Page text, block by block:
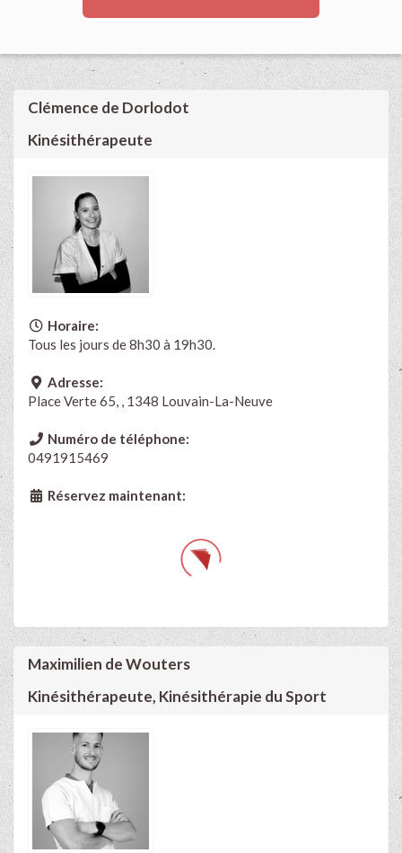
Clémence de Dorlodot
Kinésithérapeute
Horaire:
Tous les jours de 8h30 à 19h30.
Adresse:
Place Verte 65, , 1348 Louvain-La-Neuve
Numéro de téléphone:
0491915469
Réservez maintenant:
Maximilien de Wouters
Kinésithérapeute, Kinésithérapie du Sport